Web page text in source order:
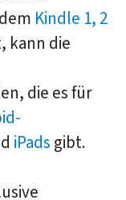
Kindle 1, 2
kann die
die es für
iPads gibt.